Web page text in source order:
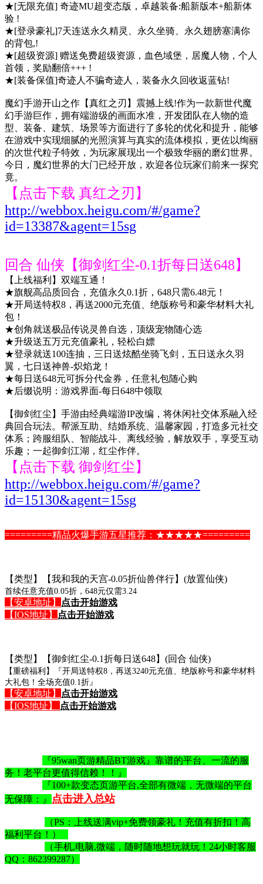
★[无限充值] 奇迹MU超变态版，卓越装备:船新版本+船新体
验 !
★[登录豪礼]7天连送永久精灵、永久坐骑、永久翅膀塞满你
的背包,!
★[超级资源] 赠送免费超级资源，血色域堡，居魔人物，个人
首领，奖励翻倍+++ !
★[装备保值]奇迹人不骗奇迹人，装备永久回收返蓝钻!
魔幻手游开山之作【真红之刃】震撼上线!作为一款新世代魔
幻手游巨作，拥有端游级的画面水准，开发团队在人物的造
型、装备、建筑、场景等方面进行了多轮的优化和提升，能够
在游戏中实现细腻的光照演算与真实的流体模拟，更佐以绚丽
的次世代粒子特效，为玩家展现出一个极致华丽的磨幻世界。
今日，魔幻世界的大门已经开放，欢迎各位玩家们前来一探究
竟。
【点击下载 真红之刃】
http://webbox.heigu.com/#/game?
id=13387&agent=15sg
回合 仙侠【御剑红尘-0.1折每日送648】
【上线福利】双端互通！
★旗舰高品质回合，充值永久0.1折，648只需6.48元！
★开局送特权8，再送2000元充值、绝版称号和豪华材料大礼
包！
★创角就送极品传说灵兽自选，顶级宠物随心选
★升级送五万元充值豪礼，轻松白嫖
★登录就送100连抽，三日送炫酷坐骑飞剑，五日送永久羽
翼，七日送神兽-炽焰龙！
★每日送648元可拆分代金券，任意礼包随心购
★后缀说明：游戏界面-每日648中领取
【御剑红尘】手游由经典端游IP改编，将休闲社交体系融入经
典回合玩法。帮派互助、结婚系统、温馨家园，打造多元社交
体系；跨服组队、智能战斗、离线经验，解放双手，享受互动
乐趣；一起御剑江湖，红尘作伴。
【点击下载 御剑红尘】
http://webbox.heigu.com/#/game?
id=15130&agent=15sg
=========精品火爆手游五星推荐：★★★★★=========
【类型】【我和我的天宫-0.05折仙兽伴行】(放置仙侠)
首续任意充值0.05折，648元仅需3.24
【安卓地址】
点击开始游戏
【IOS地址】
点击开始游戏
【类型】【御剑红尘-0.1折每日送648】(回合 仙侠)
【重磅福利】『开局送特权8，再送3240元充值、绝版称号和豪华材料
大礼包！全场充值0.1折』
【安卓地址】
点击开始游戏
【IOS地址】
点击开始游戏
『95wan页游精品BT游戏』靠谱的平台、一流的服
务！老平台更值得信赖！！』
『100+款变态页游平台,全部有微端，无微端的平台
无保障：』
点击进入总站
（PS：上线送满vip+免费领豪礼！充值有折扣！高
福利平台！）
（手机,电脑,微端，随时随地想玩就玩！24小时客服
QQ：862399287）